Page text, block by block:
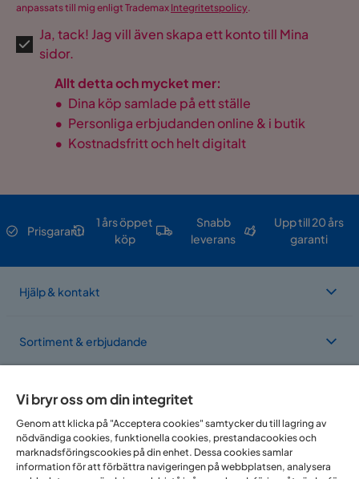
anpassats till mig enligt Trademax Integritetspolicy.
Ja, tack! Jag vill även skapa ett konto till Mina
sidor.
Allt detta och mycket mer:
• Dina köp samlade på ett ställe
• Personliga erbjudanden online & i butik
• Kostnadsfritt och helt digitalt
Prisgaranti
1 års öppet
köp
Snabb
leverans
Upp till 20 års
garanti
Hjälp & kontakt
Sortiment & erbjudande
Om Trademax
Vi finns i flera länder
Vi bryr oss om din integritet
Genom att klicka på "Acceptera cookies" samtycker du till lagring av
nödvändiga cookies, funktionella cookies, prestandacookies och
marknadsföringscookies på din enhet. Dessa cookies samlar
information för att förbättra navigeringen på webbplatsen, analysera